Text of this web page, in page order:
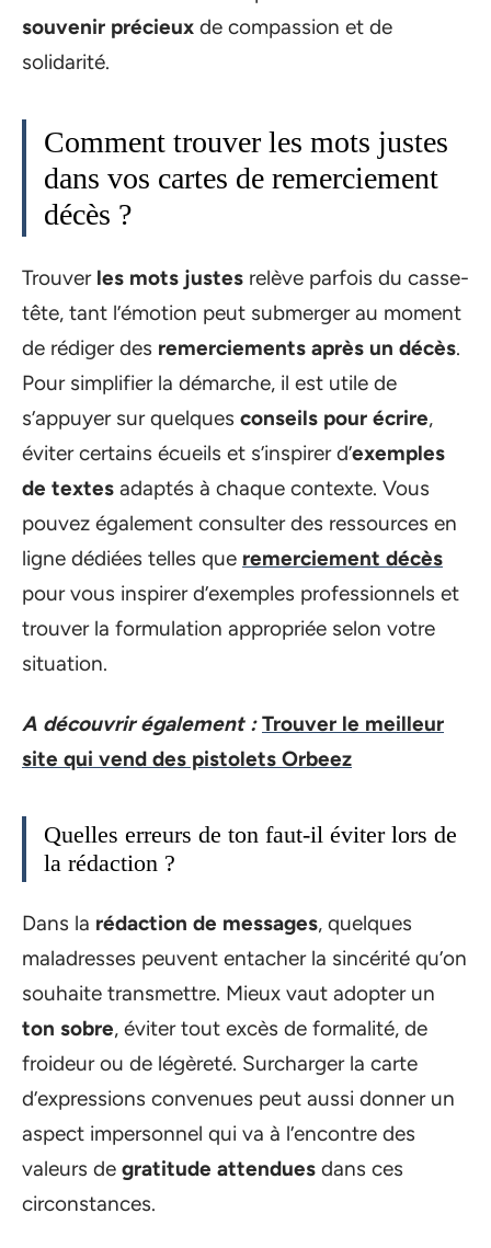
souvenir précieux de compassion et de
solidarité.
Comment trouver les mots justes
dans vos cartes de remerciement
décès ?
Trouver les mots justes relève parfois du casse-
tête, tant l’émotion peut submerger au moment
de rédiger des remerciements après un décès.
Pour simplifier la démarche, il est utile de
s’appuyer sur quelques conseils pour écrire,
éviter certains écueils et s’inspirer d’exemples
de textes adaptés à chaque contexte. Vous
pouvez également consulter des ressources en
ligne dédiées telles que remerciement décès
pour vous inspirer d’exemples professionnels et
trouver la formulation appropriée selon votre
situation.
A découvrir également : Trouver le meilleur
site qui vend des pistolets Orbeez
Quelles erreurs de ton faut-il éviter lors de
la rédaction ?
Dans la rédaction de messages, quelques
maladresses peuvent entacher la sincérité qu’on
souhaite transmettre. Mieux vaut adopter un
ton sobre, éviter tout excès de formalité, de
froideur ou de légèreté. Surcharger la carte
d’expressions convenues peut aussi donner un
aspect impersonnel qui va à l’encontre des
valeurs de gratitude attendues dans ces
circonstances.